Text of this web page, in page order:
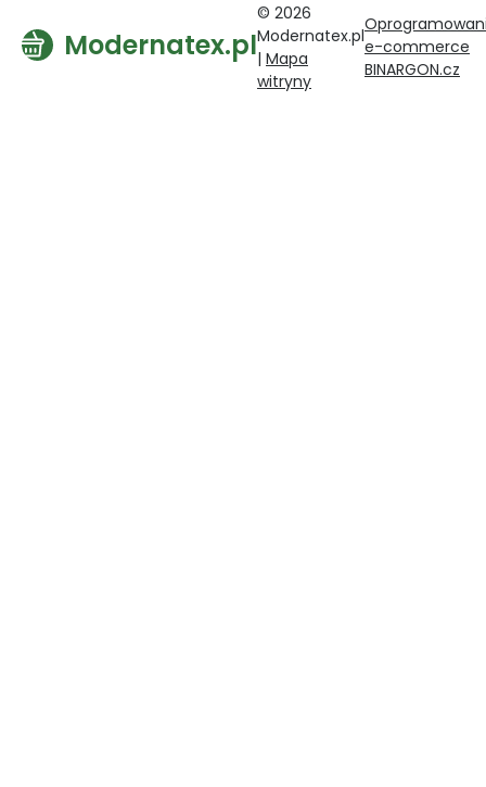
Modernatex.pl
© 2026
Modernatex.pl
| Mapa
witryny
e-commerce
BINARGON.cz